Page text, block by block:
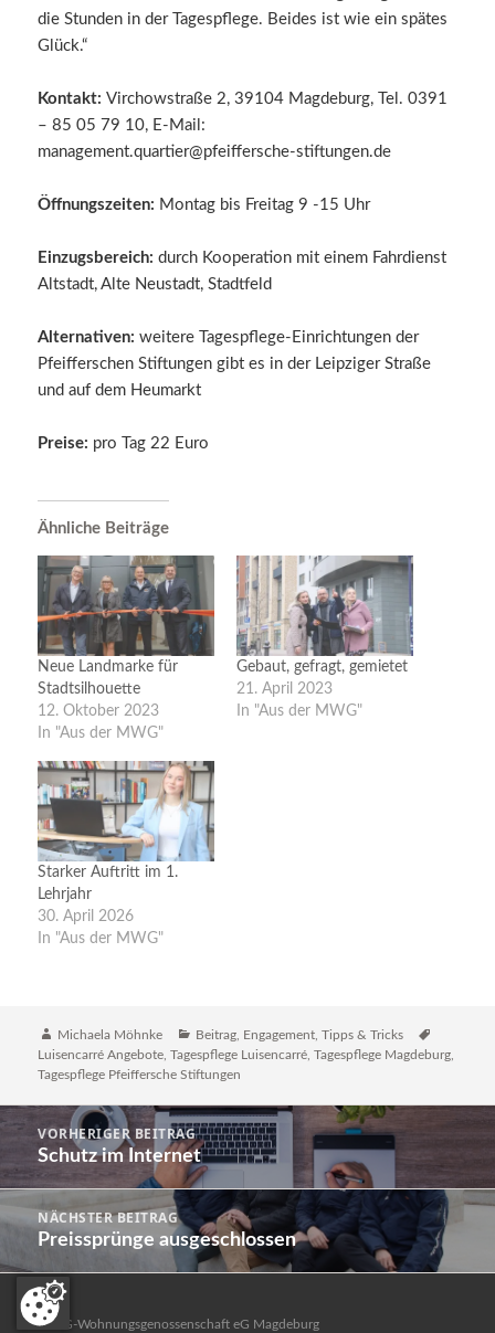
die Stunden in der Tagespflege. Beides ist wie ein spätes
Glück.“
Kontakt:Virchowstraße 2, 39104 Magdeburg, Tel. 0391
– 85 05 79 10, E-Mail:
management.quartier@pfeiffersche-stiftungen.de
Öffnungszeiten: Montag bis Freitag 9 -15 Uhr
Einzugsbereich:durch Kooperation mit einem Fahrdienst
Altstadt, Alte Neustadt, Stadtfeld
Alternativen:weitere Tagespflege-Einrichtungen der
Pfeifferschen Stiftungen gibt es in der Leipziger Straße
und auf dem Heumarkt
Preise: pro Tag 22 Euro
Ähnliche Beiträge
Neue Landmarke für
Stadtsilhouette
12. Oktober 2023
In "Aus der MWG"
Gebaut, gefragt, gemietet
21. April 2023
In "Aus der MWG"
Starker Auftritt im 1.
Lehrjahr
30. April 2026
In "Aus der MWG"
Autor
Michaela Möhnke Katgeorien
Beitrag Engagement ,Tipps & Tricks
Luisencarré Angebote ,Tagespflege Luisencarré ,Tagespflege Magdeburg
Tagespflege Pfeiffersche Stiftungen
Beitragsnavigation
VORHERIGER BEITRAG
Previous
post:
Schutz im Internet
NÄCHSTER BEITRAG
Next
Preissprünge ausgeschlossen
MWG-Wohnungsgenossenschaft eG Magdeburg